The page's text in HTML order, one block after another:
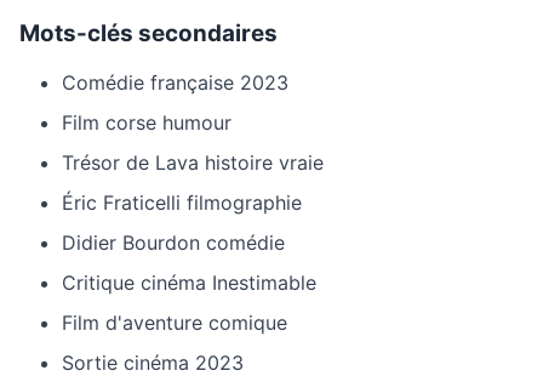
Mots-clés secondaires
Comédie française 2023
Film corse humour
Trésor de Lava histoire vraie
Éric Fraticelli filmographie
Didier Bourdon comédie
Critique cinéma Inestimable
Film d'aventure comique
Sortie cinéma 2023